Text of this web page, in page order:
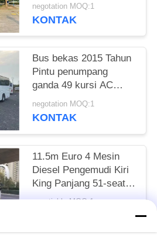
Bus Sunlong SLK6126
negotation MOQ:1
KONTAK
Bus bekas 2015 Tahun
Pintu penumpang
ganda 49 kursi AC
yang baik
negotation MOQ:1
KONTAK
11.5m Euro 4 Mesin
Diesel Pengemudi Kiri
King Panjang 51-seater
besar digunakan Bus
negotiable MOQ:1